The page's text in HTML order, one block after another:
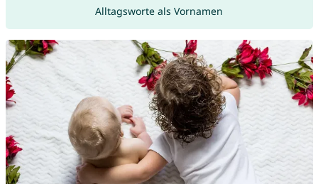
Alltagsworte als Vornamen